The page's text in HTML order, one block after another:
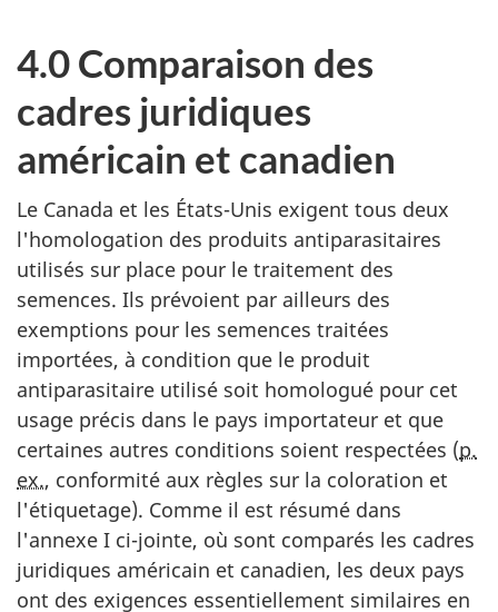
4.0 Comparaison des
cadres juridiques
américain et canadien
Le Canada et les États-Unis exigent tous deux
l'homologation des produits antiparasitaires
utilisés sur place pour le traitement des
semences. Ils prévoient par ailleurs des
exemptions pour les semences traitées
importées, à condition que le produit
antiparasitaire utilisé soit homologué pour cet
usage précis dans le pays importateur et que
certaines autres conditions soient respectées (p.
ex., conformité aux règles sur la coloration et
l'étiquetage). Comme il est résumé dans
l'annexe I ci-jointe, où sont comparés les cadres
juridiques américain et canadien, les deux pays
ont des exigences essentiellement similaires en